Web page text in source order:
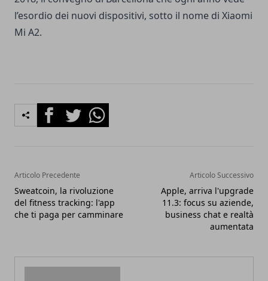
l’esordio dei nuovi dispositivi, sotto il nome di Xiaomi
Mi A2.
FacebookTwitterWhatsapp
Articolo Precedente
Sweatcoin, la rivoluzione
del fitness tracking: l'app
che ti paga per camminare
Articolo Successivo
Apple, arriva l'upgrade
11.3: focus su aziende,
business chat e realtà
aumentata